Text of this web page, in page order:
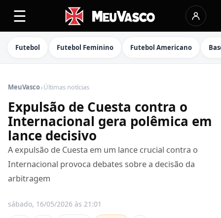
☰
Futebol Futebol Feminino Futebol Americano
MeuVasco›Últimas notícias
Expulsão de Cuesta contra o
Internacional gera polêmica em
lance decisivo
A expulsão de Cuesta em um lance crucial contra o
Internacional provoca debates sobre a decisão da
arbitragem
sábado, 16/05/2026 às 21:01